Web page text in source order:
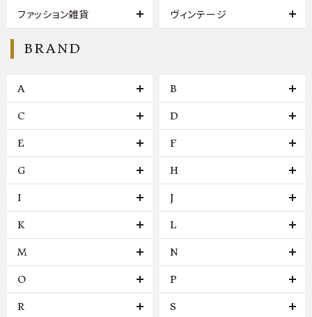
ファッション雑貨 ヴィンテージ
BRAND
A B
C D
E F
G H
I J
K L
M N
O P
R S